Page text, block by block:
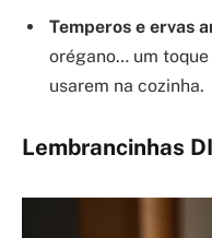
Temperos e ervas
orégano… um
usarem na cozinha.
Lembrancinhas